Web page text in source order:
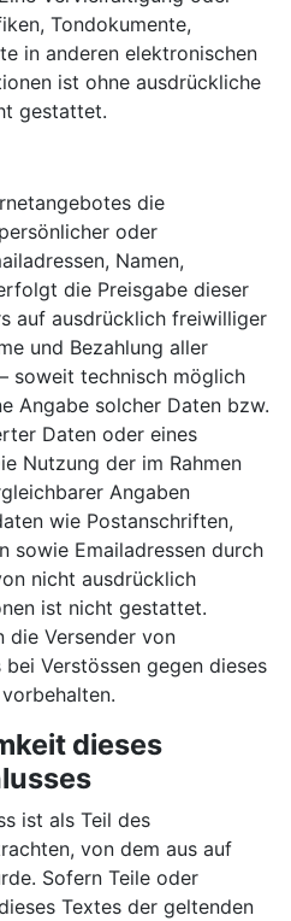
Tondokumente,
in anderen elektronischen
ist ohne ausdrückliche
gestattet.
die
oder
Namen,
die Preisgabe dieser
auf ausdrücklich freiwilliger
und Bezahlung aller
soweit technisch möglich
Angabe solcher Daten bzw.
Daten oder eines
Nutzung der im Rahmen
Angaben
wie Postanschriften,
sowie Emailadressen durch
nicht ausdrücklich
ist nicht gestattet.
die Versender von
Verstössen gegen dieses
dieses
ist als Teil des
von dem aus auf
Sofern Teile oder
Textes der geltenden